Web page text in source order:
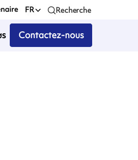
FR Recherche
Contactez-nous